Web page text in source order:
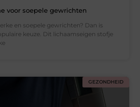
voor soepele gewrichten
en soepele gewrichten? Dan is
keuze. Dit lichaamseigen stofje
GEZONDHEID